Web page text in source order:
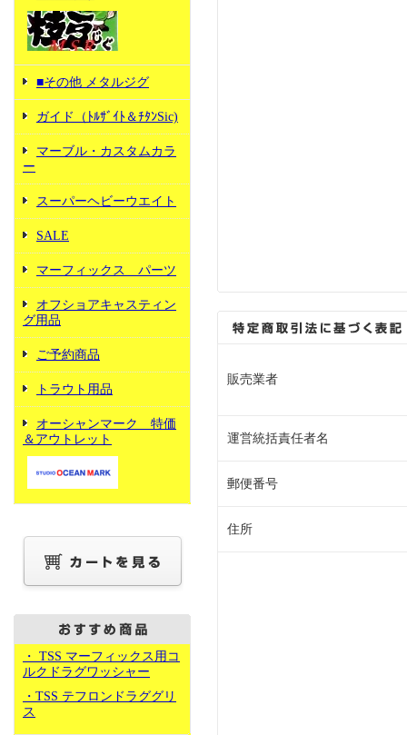
■その他 メタルジグ
ガイド（ﾄﾙｻﾞｲﾄ＆ﾁﾀﾝSic)
マーブル・カスタムカラ
ー
スーパーヘビーウエイト
SALE
マーフィックス パーツ
オフショアキャスティン
グ用品
ご予約商品
トラウト用品
オーシャンマーク 特価
＆アウトレット
・ TSS マーフィックス用コ
ルクドラグワッシャー
・TSS テフロンドラググリ
ス
販売業者
運営統括責任者名
郵便番号
住所